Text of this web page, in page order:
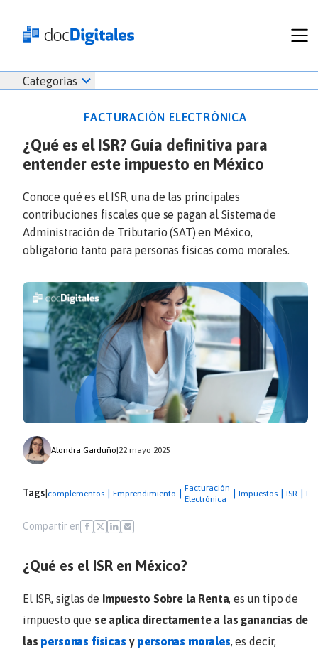
Empresas
Prueba Gratis
Iniciar Sesión
Ventas 686 520 0479
Iniciar
sesión
Línea
docDigitales
Categorías
Inicio
Nómina
Emprendimiento
Noticias
Comunicados
FACTURACIÓN ELECTRÓNICA
¿Qué es el ISR? Guía definitiva para
entender este impuesto en México
Conoce qué es el ISR, una de las principales
contribuciones fiscales que se pagan al Sistema de
Administración de Tributario (SAT) en México,
obligatorio tanto para personas físicas como morales.
Alondra Garduño 22 mayo 2025
Tags complementos Emprendimiento
Facturación
Electrónica
Impuestos ISR
Compartir en
¿Qué es el ISR en México?
El ISR, siglas de Impuesto Sobre la Renta, es un tipo de
impuesto que se aplica directamente a las ganancias de
las personas físicas y personas morales, es decir,